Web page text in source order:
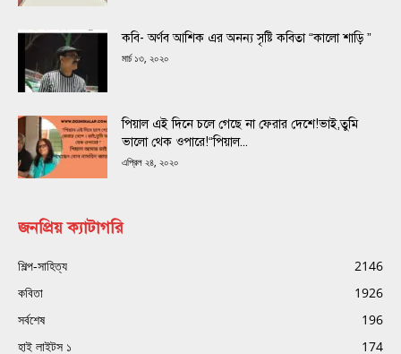
কবি- অর্ণব আশিক এর অনন্য সৃষ্টি কবিতা “কালো শাড়ি ”
মার্চ ১৩, ২০২০
পিয়াল এই দিনে চলে গেছে না ফেরার দেশে!ভাই,তুমি
ভালো থেক ওপারে!“পিয়াল...
এপ্রিল ২৪, ২০২০
জনপ্রিয় ক্যাটাগরি
শিল্প-সাহিত্য
2146
কবিতা
1926
সর্বশেষ
196
হাই লাইটস ১
174